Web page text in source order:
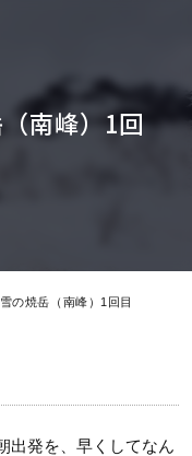
南峰）1回
の焼岳（南峰）1回目
出発を、早くしてなん